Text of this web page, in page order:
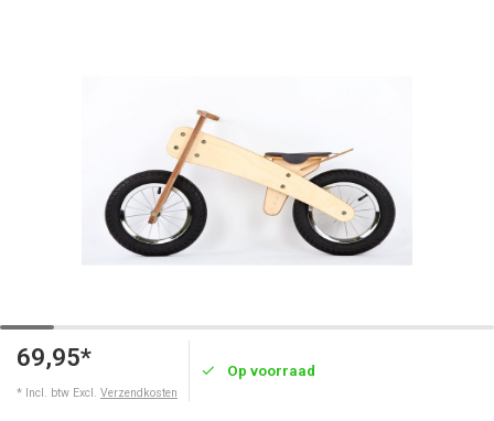
69,95*
* Incl. btw Excl. Verzendkosten
Op voorraad